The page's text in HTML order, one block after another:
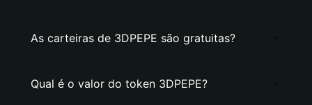
As carteiras de 3DPEPE são gratuitas?
Qual é o valor do token 3DPEPE?